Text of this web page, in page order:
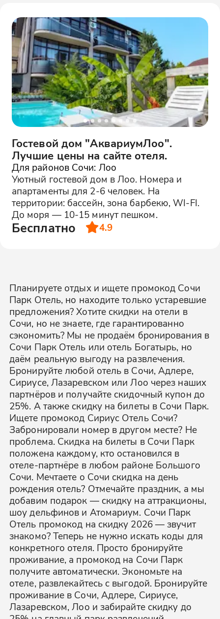
Гостевой дом "АквариумЛоо".
Лучшие цены на сайте отеля.
Для районов Сочи: Лоо
Уютный гостевой дом в Лоо. Номера и
апартаменты для 2-6 человек. На
территории: бассейн, зона барбекю, WI-FI.
До моря — 10-15 минут пешком.
Бесплатно 4.9
Планируете отдых и ищете промокод Сочи
Парк Отель, но находите только устаревшие
предложения? Хотите скидки на отели в
Сочи, но не знаете, где гарантированно
сэкономить? Мы не продаём бронирования в
Сочи Парк Отель или отель Богатырь, но
даём реальную выгоду на развлечения.
Бронируйте любой отель в Сочи, Адлере,
Сириусе, Лазаревском или Лоо через наших
партнёров и получайте скидочный купон до
25%. А также скидку на билеты в Сочи Парк.
Ищете промокод Сириус Отель Сочи?
Забронировали номер в другом месте? Не
проблема. Скидка на билеты в Сочи Парк
положена каждому, кто остановился в
отеле-партнёре в любом районе Большого
Сочи. Мечтаете о Сочи скидка на день
рождения отель? Отмечайте праздник, а мы
добавим подарок — скидку на аттракционы,
шоу дельфинов и Атомариум. Сочи Парк
Отель промокод на скидку 2026 — звучит
знакомо? Теперь не нужно искать коды для
конкретного отеля. Просто бронируйте
проживание, а промокод на Сочи Парк
получите автоматически. Экономьте на
отеле, развлекайтесь с выгодой. Бронируйте
проживание в Сочи, Адлере, Сириусе,
Лазаревском, Лоо и забирайте скидку до